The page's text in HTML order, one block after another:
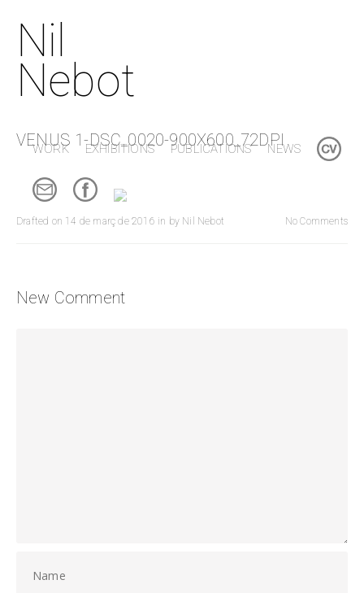
Nil
Nebot
WORK EXHIBITIONS PUBLICATIONS NEWS
VENUS 1-DSC_0020-900X600_72DPI
No Comments
Drafted on 14 de març de 2016 in by Nil Nebot
New Comment